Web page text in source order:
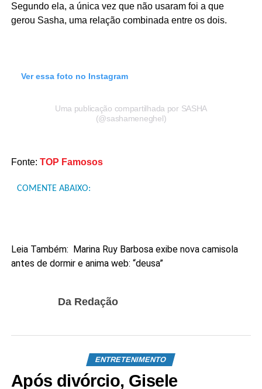
Segundo ela, a única vez que não usaram foi a que
gerou Sasha, uma relação combinada entre os dois.
Ver essa foto no Instagram
Uma publicação compartilhada por SASHA
(@sashameneghel)
Fonte: TOP Famosos
COMENTE ABAIXO:
Leia Também: Marina Ruy Barbosa exibe nova camisola
antes de dormir e anima web: “deusa”
Da Redação
ENTRETENIMENTO
Após divórcio, Gisele